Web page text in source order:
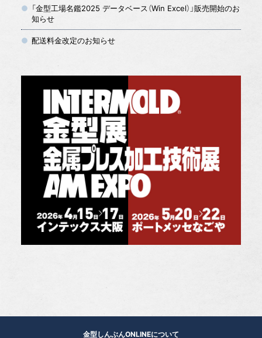
「金型工場名鑑2025 データベース（Win Excel）」販売開始のお
知らせ
配送料金改定のお知らせ
金型しんぶんONLINEについて